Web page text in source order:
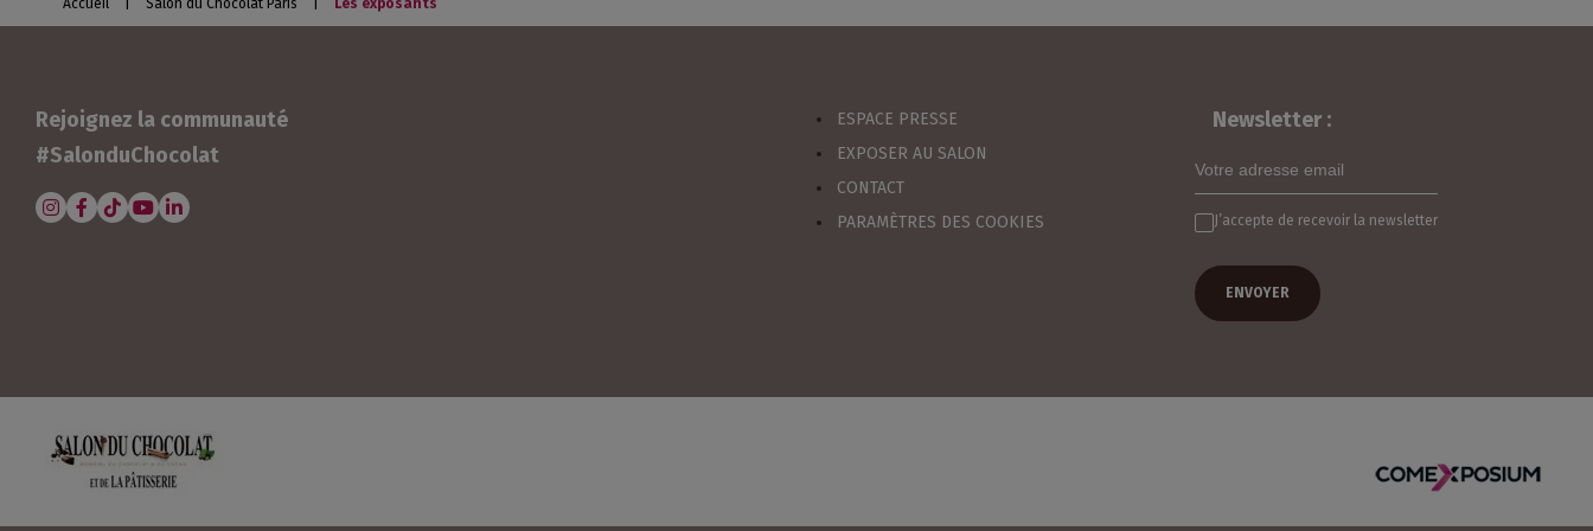
Accueil Salon du Chocolat Paris Les exposants
Rejoignez la communauté
#SalonduChocolat
ESPACE PRESSE
EXPOSER AU SALON
CONTACT
PARAMÈTRES DES COOKIES
Newsletter :
J’accepte de recevoir la newsletter